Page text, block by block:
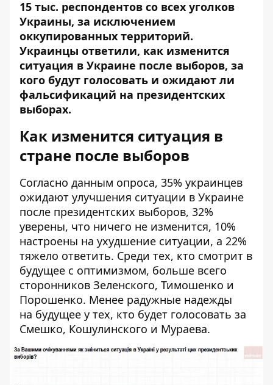
15 тыс. респондентов со всех уголков
Украины, за исключением
оккупированных территорий.
Украинцы ответили, как изменится
ситуация в Украине после выборов, за
кого будут голосовать и ожидают ли
фальсификаций на президентских
выборах.
Как изменится ситуация в
стране после выборов
Согласно данным опроса, 35% украинцев
ожидают улучшения ситуации в Украине
после президентских выборов, 32%
уверены, что ничего не изменится, 10%
настроены на ухудшение ситуации, а 22%
тяжело ответить. Среди тех, кто смотрит в
будущее с оптимизмом, больше всего
сторонников Зеленского, Тимошенко и
Порошенко. Менее радужные надежды
на будущее у тех, кто будет голосовать за
Смешко, Кошулинского и Мураева.